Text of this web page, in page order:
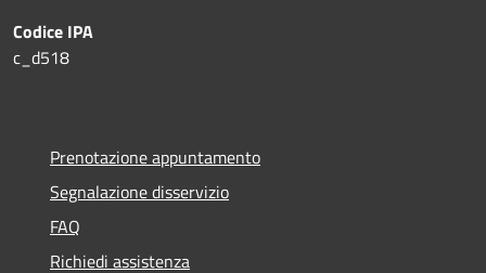
Codice IPA
c_d518
Prenotazione appuntamento
Segnalazione disservizio
FAQ
Richiedi assistenza